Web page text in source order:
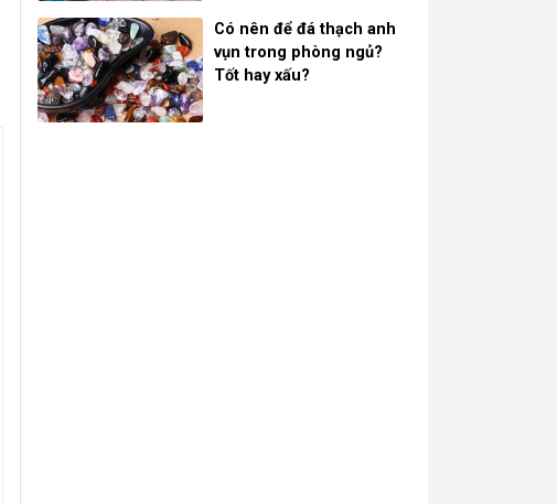
Có nên để đá thạch anh
vụn trong phòng ngủ?
Tốt hay xấu?